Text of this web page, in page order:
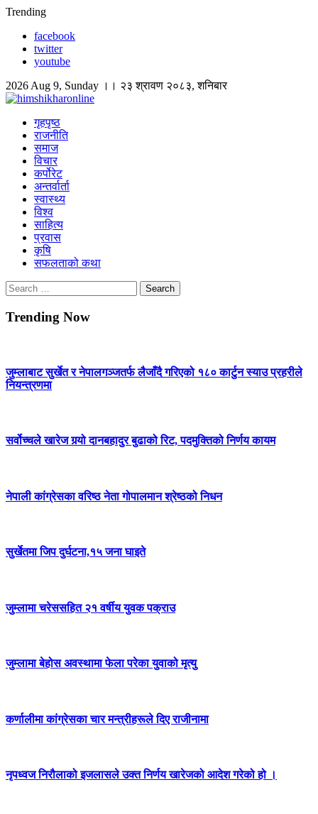
Skip
content
Trending
facebook
twitter
youtube
2026 Aug 9, Sunday ।। २३ श्रावण २०८३, शनिबार
Himshikhar Online
गृहपृष्ठ
राजनीति
समाज
विचार
कर्पोरेट
अन्तर्वार्ता
स्वास्थ्य
विश्व
साहित्य
प्रवास
कृषि
सफलताको कथा
Search
for:
Trending Now
जुम्लाबाट सुर्खेत र नेपालगञ्जतर्फ लैजाँदै गरिएको १८० कार्टुन स्याउ प्रहरीले
नियन्त्रणमा
सर्वोच्चले खारेज गर्‍यो दानबहादुर बुढाको रिट, पदमुक्तिको निर्णय कायम
नेपाली कांग्रेसका वरिष्ठ नेता गोपालमान श्रेष्ठको निधन
सुर्खेतमा जिप दुर्घटना,१५ जना घाइते
जुम्लामा चरेससहित २१ वर्षीय युवक पक्राउ
जुम्लामा बेहोस अवस्थामा फेला परेका युवाको मृत्यु
कर्णालीमा कांग्रेसका चार मन्त्रीहरूले दिए राजीनामा
नृपध्वज निरौलाको इजलासले उक्त निर्णय खारेजको आदेश गरेको हो ।